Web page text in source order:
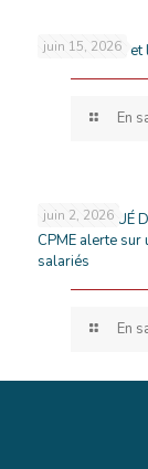
juin 15, 2026
France Travail
En
juin 2, 2026
COMMUNIQUÉ
CPME alerte
salariés
En